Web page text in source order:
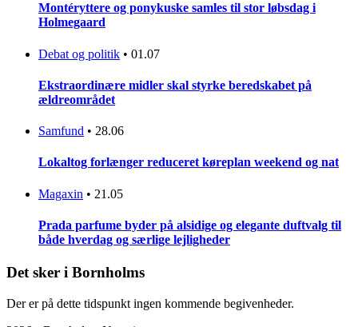
Montéryttere og ponykuske samles til stor løbsdag i
Holmegaard
Debat og politik • 01.07
Ekstraordinære midler skal styrke beredskabet på
ældreområdet
Samfund • 28.06
Lokaltog forlænger reduceret køreplan weekend og nat
Magaxin • 21.05
Prada parfume byder på alsidige og elegante duftvalg til
både hverdag og særlige lejligheder
Det sker i Bornholms
Der er på dette tidspunkt ingen kommende begivenheder.